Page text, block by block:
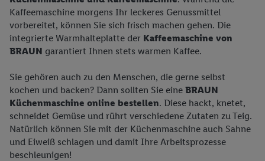
Kaffeemaschine morgens Ihr leckeres Genussmittel
vorbereitet, können Sie sich frisch machen gehen. Die
integrierte Warmhalteplatte der Kaffeemaschine von
BRAUN garantiert Ihnen stets warmen Kaffee.
Sie gehören auch zu den Menschen, die gerne selbst
kochen und backen? Dann sollten Sie eine BRAUN
Küchenmaschine online bestellen. Diese hackt, knetet,
schneidet Gemüse und rührt verschiedene Zutaten zu Teig.
Natürlich können Sie mit der Küchenmaschine auch Sahne
und Eiweiß schlagen und damit Ihre Arbeitsprozesse
beschleunigen!